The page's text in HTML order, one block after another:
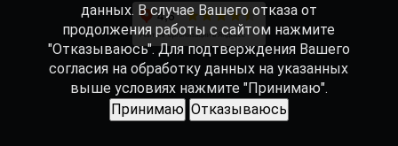
данных. В случае Вашего отказа от
продолжения работы с сайтом нажмите
"Отказываюсь". Для подтверждения Вашего
согласия на обработку данных на указанных
выше условиях нажмите "Принимаю".
Принимаю Отказываюсь